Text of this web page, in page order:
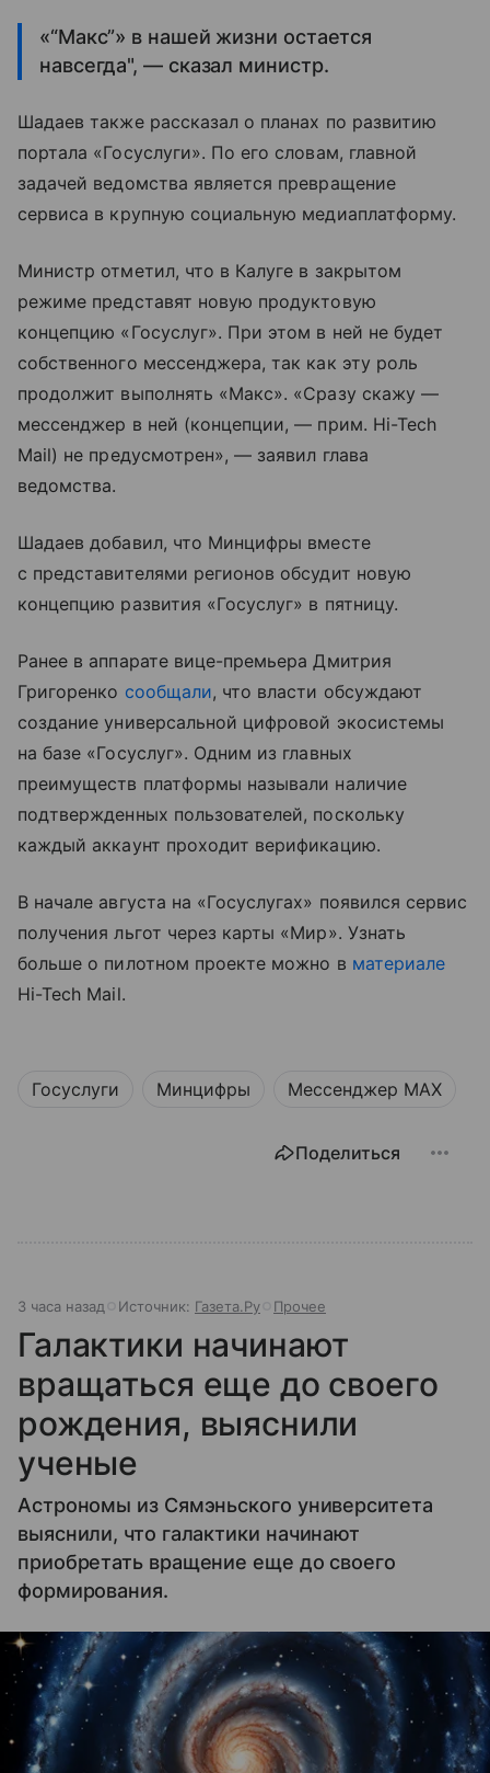
«“Макс”» в нашей жизни остается
навсегда", — сказал министр.
Шадаев также рассказал о планах по развитию
портала «Госуслуги». По его словам, главной
задачей ведомства является превращение
сервиса в крупную социальную медиаплатформу.
Министр отметил, что в Калуге в закрытом
режиме представят новую продуктовую
концепцию «Госуслуг». При этом в ней не будет
собственного мессенджера, так как эту роль
продолжит выполнять «Макс». «Сразу скажу —
мессенджер в ней (концепции, — прим. Hi-Tech
Mail) не предусмотрен», — заявил глава
ведомства.
Шадаев добавил, что Минцифры вместе
с представителями регионов обсудит новую
концепцию развития «Госуслуг» в пятницу.
Ранее в аппарате вице-премьера Дмитрия
Григоренко сообщали, что власти обсуждают
создание универсальной цифровой экосистемы
на базе «Госуслуг». Одним из главных
преимуществ платформы называли наличие
подтвержденных пользователей, поскольку
каждый аккаунт проходит верификацию.
В начале августа на «Госуслугах» появился сервис
получения льгот через карты «Мир». Узнать
больше о пилотном проекте можно в материале
Hi-Tech Mail.
Госуслуги Минцифры Мессенджер MAX
Поделиться
3 часа назад Источник: Газета.Ру Прочее
Галактики начинают
вращаться еще до своего
рождения, выяснили
ученые
Астрономы из Сямэньского университета
выяснили, что галактики начинают
приобретать вращение еще до своего
формирования.